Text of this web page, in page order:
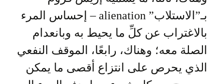
بـ”الاستلاب” alienation – إحساس المرء
بالاغتراب عن كلِّ ما يحيط به وبانعدام
الصلة معه؛ وهناك، رابعًا، الموقف النفعي
الذي يحرص على انتزاع أقصى ما يمكن